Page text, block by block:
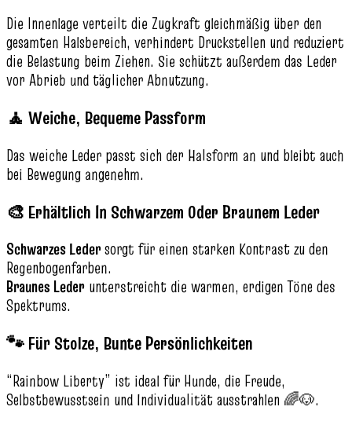
Die Innenlage verteilt die Zugkraft gleichmäßig über den
gesamten Halsbereich, verhindert Druckstellen und reduziert
die Belastung beim Ziehen. Sie schützt außerdem das Leder
vor Abrieb und täglicher Abnutzung.
🧘 Weiche, Bequeme Passform
Das weiche Leder passt sich der Halsform an und bleibt auch
bei Bewegung angenehm.
🎨 Erhältlich In Schwarzem Oder Braunem Leder
Schwarzes Ledersorgt für einen starken Kontrast zu den
Regenbogenfarben.
Braunes Leder unterstreicht die warmen, erdigen Töne des
Spektrums.
🐾 Für Stolze, Bunte Persönlichkeiten
“Rainbow Liberty” ist ideal für Hunde, die Freude,
Selbstbewusstsein und Individualität ausstrahlen 🌈🐶.